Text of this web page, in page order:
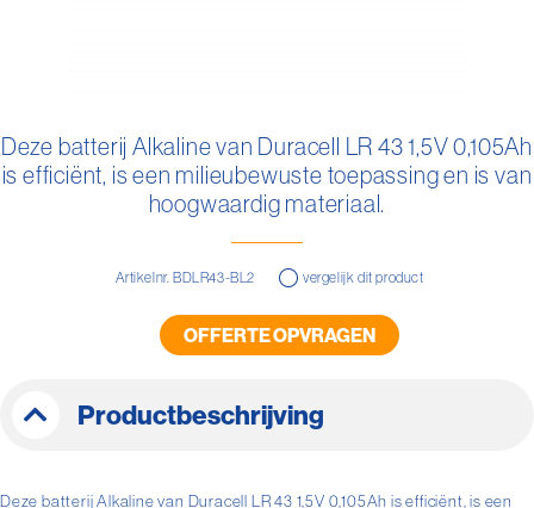
Productbeschrijving
Deze batterij Alkaline van Duracell LR 43 1,5V 0,105Ah is efficiënt, is een
het
begin
Deze batterij Alkaline van Duracell LR 43 1,5V 0,105Ah
is efficiënt, is een milieubewuste toepassing en is van
hoogwaardig materiaal.
Artikelnr. BDLR43-BL2 vergelijk dit product
OFFERTE OPVRAGEN